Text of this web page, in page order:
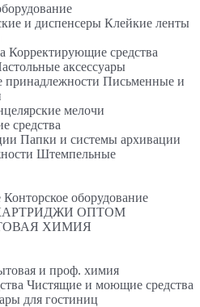
Клейкие ленты
Корректирующие средства
аксессуары
Письменные и
мелочи
средства
Папки и системы архивации
Штемпельные
Конторское оборудование
ОПТОМ
ХИМИЯ
и проф. химия
Чистящие и моющие средства
для гостиниц